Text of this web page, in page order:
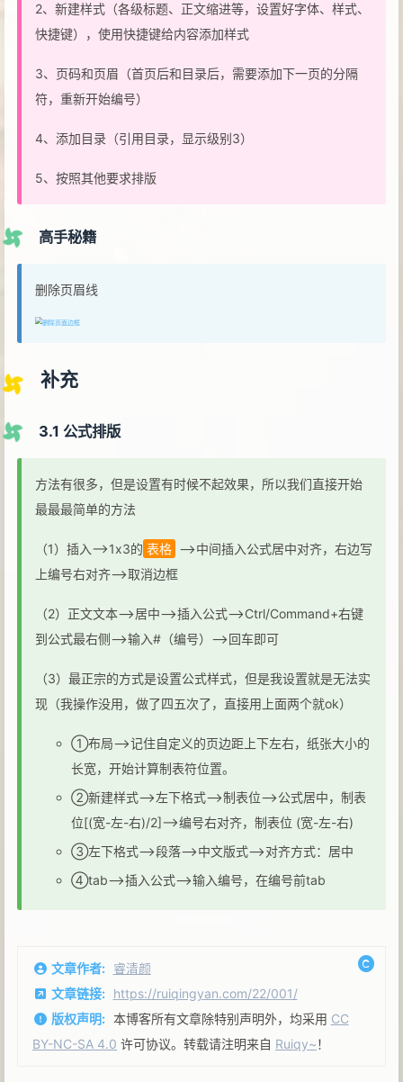
2、新建样式（各级标题、正文缩进等，设置好字体、样式、
快捷键），使用快捷键给内容添加样式
3、页码和页眉（首页后和目录后，需要添加下一页的分隔
符，重新开始编号）
4、添加目录（引用目录，显示级别3）
5、按照其他要求排版
高手秘籍
删除页眉线
补充
3.1 公式排版
方法有很多，但是设置有时候不起效果，所以我们直接开始
最最最简单的方法
（1）插入—>1x3的 表格 —>中间插入公式居中对齐，右边写
上编号右对齐—>取消边框
（2）正文文本—>居中—>插入公式—>Ctrl/Command+右键
到公式最右侧—>输入#（编号）—>回车即可
（3）最正宗的方式是设置公式样式，但是我设置就是无法实
现（我操作没用，做了四五次了，直接用上面两个就ok）
①布局—>记住自定义的页边距上下左右，纸张大小的
长宽，开始计算制表符位置。
②新建样式—>左下格式—>制表位—>公式居中，制表
位[(宽-左-右)/2]—>编号右对齐，制表位 (宽-左-右)
③左下格式—>段落—>中文版式—>对齐方式：居中
④tab—>插入公式—>输入编号，在编号前tab
文章作者: 睿清颜
文章链接: https://ruiqingyan.com/22/001/
版权声明: 本博客所有文章除特别声明外，均采用 CC
BY-NC-SA 4.0 许可协议。转载请注明来自 Ruiqy~！